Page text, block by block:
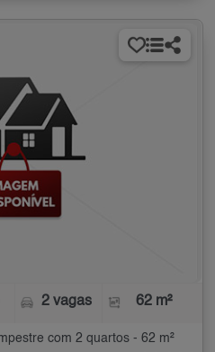
2 vagas 62 m²
com 2 quartos - 62 m²